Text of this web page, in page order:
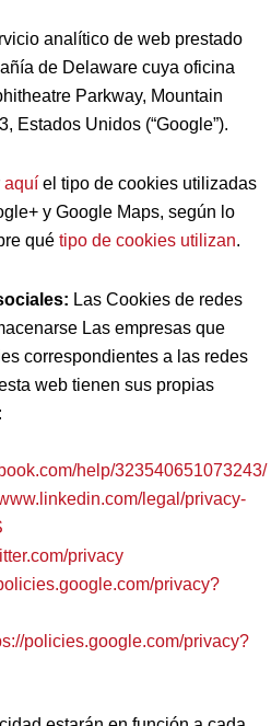
analítico de web prestado
de Delaware cuya oficina
Parkway, Mountain
Estados Unidos (“Google”).
aquí el tipo de cookies utilizadas
y Google Maps, según lo
qué tipo de cookies utilizan.
Las Cookies de redes
Las empresas que
correspondientes a las redes
web tienen sus propias
help/323540651073243/
legal/privacy-
privacy
privacy?
policies.google.com/privacy?